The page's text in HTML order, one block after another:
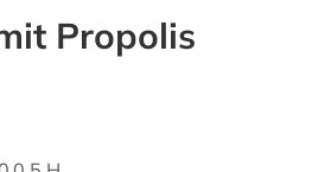
Propolis